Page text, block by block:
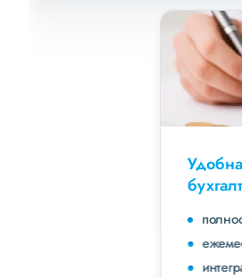
Удобная и безопасная
полностью «белая
ежемесячные сверки
интеграция заявок с 1С